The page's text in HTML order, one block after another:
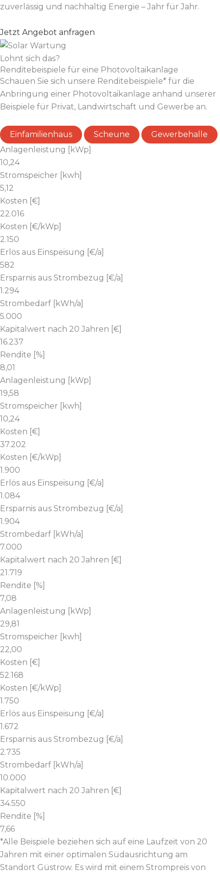
zuverlässig und nachhaltig Energie – Jahr für Jahr.
Jetzt Angebot anfragen
Lohnt sich das?
Renditebeispiele für eine Photovoltaikanlage
Schauen Sie sich unsere Renditebeispiele* für die
Anbringung einer Photovoltaikanlage anhand unserer
Beispiele für Privat, Landwirtschaft und Gewerbe an.
Einfamilienhaus Scheune
Gewerbehalle
Anlagenleistung [kWp]
10,24
Stromspeicher [kwh]
5,12
Kosten [€]
22.016
Kosten [€/kWp]
2.150
Erlös aus Einspeisung [€/a]
582
Ersparnis aus Strombezug [€/a]
1.294
Strombedarf [kWh/a]
5.000
Kapitalwert nach 20 Jahren [€]
16.237
Rendite [%]
8,01
Anlagenleistung [kWp]
19,58
Stromspeicher [kwh]
10,24
Kosten [€]
37.202
Kosten [€/kWp]
1.900
Erlös aus Einspeisung [€/a]
1.084
Ersparnis aus Strombezug [€/a]
1.904
Strombedarf [kWh/a]
7.000
Kapitalwert nach 20 Jahren [€]
21.719
Rendite [%]
7,08
Anlagenleistung [kWp]
29,81
Stromspeicher [kwh]
22,00
Kosten [€]
52.168
Kosten [€/kWp]
1.750
Erlös aus Einspeisung [€/a]
1.672
Ersparnis aus Strombezug [€/a]
2.735
Strombedarf [kWh/a]
10.000
Kapitalwert nach 20 Jahren [€]
34.550
Rendite [%]
7,66
*Alle Beispiele beziehen sich auf eine Laufzeit von 20
Jahren mit einer optimalen Südausrichtung am
Standort Güstrow. Es wird mit einem Strompreis von